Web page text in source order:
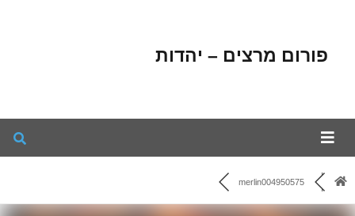
פורום מרצים – יהדות
merlin004950575